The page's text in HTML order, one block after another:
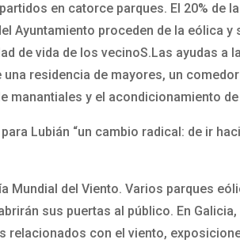
en catorce parques. El 20% de
Ayuntamiento proceden de la eólica
de vida de los vecinoS.Las ayudas a
residencia de mayores, un
manantiales y el acondicionamiento
Lubián “un cambio radical: de ir
Mundial del Viento. Varios parques
sus puertas al público. En
con el viento,